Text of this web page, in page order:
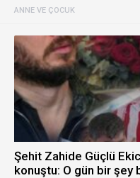
ANNE VE ÇOCUK
Şehit Zahide Güçlü
konuştu: O gün bir şey